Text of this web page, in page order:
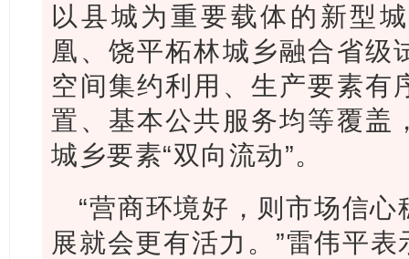
以县城为重要载体的新型
凰、饶平柘林城乡融合省级
空间集约利用、生产要素有
置、基本公共服务均等覆盖
城乡要素“双向流动”。
“营商环境好，则市场信
展就会更有活力。”雷伟平